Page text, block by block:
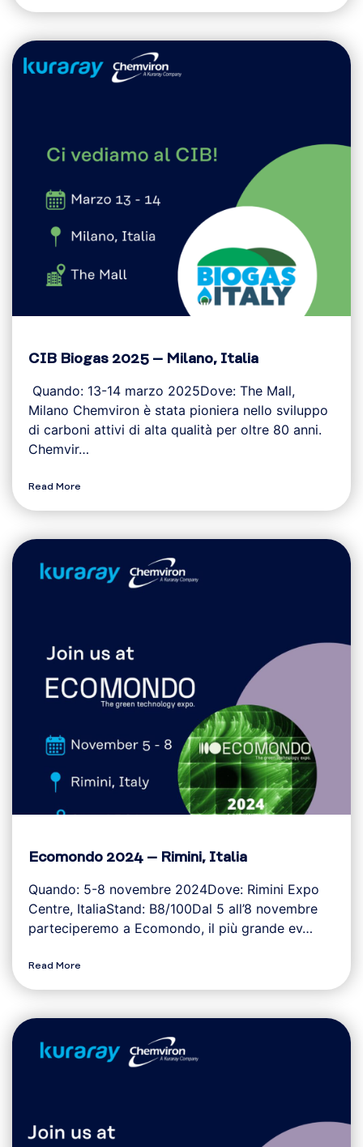
CIB Biogas 2025 – Milano, Italia
Quando: 13-14 marzo 2025Dove: The Mall,
Milano Chemviron è stata pioniera nello sviluppo
di carboni attivi di alta qualità per oltre 80 anni.
Chemvir…
Read More
Ecomondo 2024 – Rimini, Italia
Quando: 5-8 novembre 2024Dove: Rimini Expo
Centre, ItaliaStand: B8/100Dal 5 all’8 novembre
parteciperemo a Ecomondo, il più grande ev…
Read More